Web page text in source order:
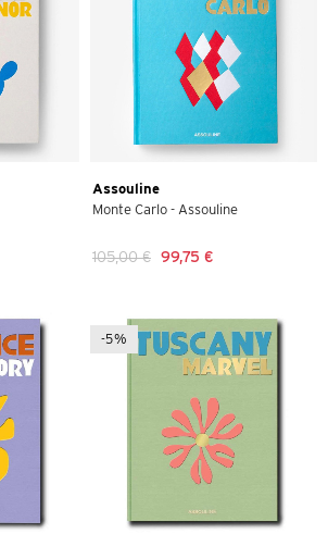
Assouline
Monte Carlo - Assouline
105,00 € 99,75 €
-5%